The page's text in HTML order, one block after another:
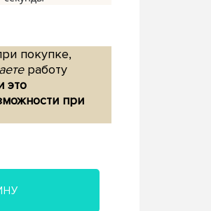
покупке,
работу
это
при